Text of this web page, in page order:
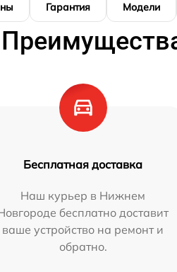
Гарантия Модели
Бесплатная доставка
Наш курьер в Нижнем
бесплатно доставит
ваше устройство на ремонт и
обратно.